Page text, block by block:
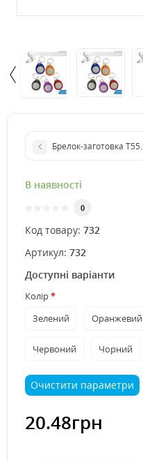
Брелок-заготовка
В наявності
0
Код товару: 732
Артикул: 732
Доступні варіанти
Колір
Зелений
Оранжевий
Червоний Чорний
Очистити параметри
20.48грн